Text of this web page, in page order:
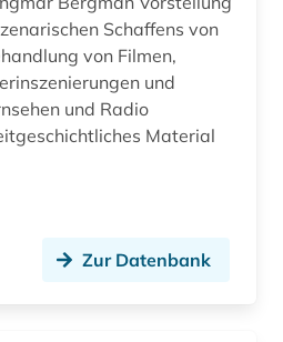
Schaffens von
von Filmen,
und
und Radio
Material
Zur Datenbank